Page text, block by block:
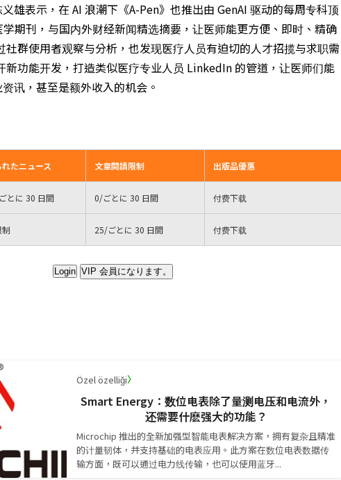
雄表示，在 AI 浪潮下《A-Pen》也推出由 GenAI 驱动的每周专科顶
期刊，与国内外财经新闻精选摘要，让医师能更方便、即时、精确
社群使用者观察与分析，也发现医疗人员有迫切的人才招揽与求职需
新功能开发，打造类似医疗专业人员 LinkedIn 的管道，让医师们能
讯，甚至是额外收入的机会。
れたニュース 文章閱讀限制 出版品優惠
とに 30 日間 0/ごとに 30 日間 付费下载
25/ごとに 30 日間 付费下载
Login VIP 会員になります。
Özel özelliği〉
Smart Energy：数位电表除了量测电压和电流外，
还需要什麽强大的功能？
Microchip 推出的全新加强型智能电表解决方案，拥有复杂且精准
的计量韧体，并支持基础的电表应用。此方案在数位电表数据传
输方面，既可以通过电力线传输，也可以使用蓝牙...